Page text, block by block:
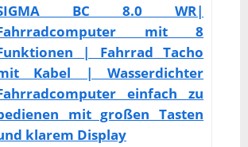
BC 8.0 WR|
mit 8
| Fahrrad Tacho
Kabel | Wasserdichter
einfach zu
mit großen Tasten
klarem Display